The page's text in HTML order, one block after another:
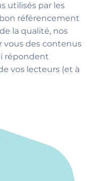
utilisés par les
référencement
la qualité, nos
vous des contenus
répondent
vos lecteurs (et à